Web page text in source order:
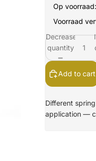
Op
Voorraad
Decrease
quantity
Add to cart
Different
application —